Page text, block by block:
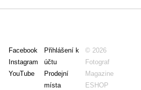
Facebook
Instagram
YouTube
Přihlášení k
účtu
Prodejní
místa
© 2026
Fotograf
Magazine
ESHOP